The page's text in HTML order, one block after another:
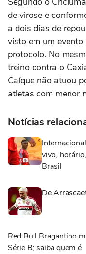
de virose e
a dois dias de
visto em um
protocolo. No
treino contra o
Caíque não atuou
atletas com menor
Notícias
vivo,
Brasil
De
Red Bull Bragantino
Série B; saiba quem é